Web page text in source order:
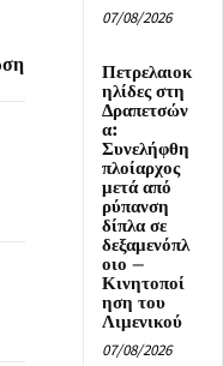
07/08/2026
Πετρελαιοκ
ηλίδες στη
Δραπετσών
α:
Συνελήφθη
πλοίαρχος
μετά από
ρύπανση
δίπλα σε
δεξαμενόπλ
οιο –
Κινητοποί
ηση του
Λιμενικού
07/08/2026